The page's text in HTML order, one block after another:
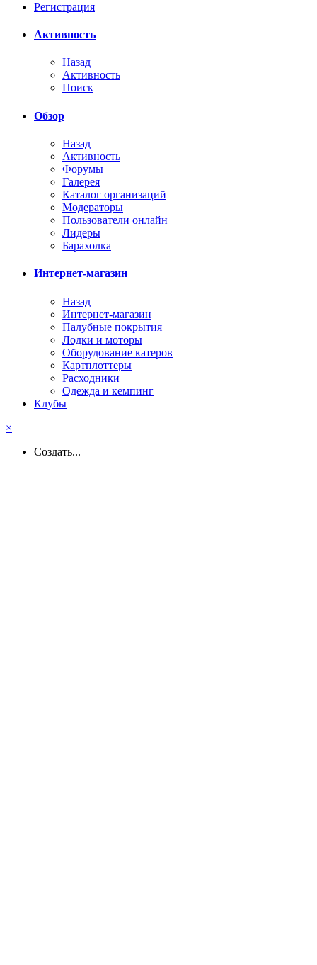
Регистрация
Активность
Назад
Активность
Поиск
Обзор
Назад
Активность
Форумы
Галерея
Каталог организаций
Модераторы
Пользователи онлайн
Лидеры
Барахолка
Интернет-магазин
Назад
Интернет-магазин
Палубные покрытия
Лодки и моторы
Оборудование катеров
Картплоттеры
Расходники
Одежда и кемпинг
Клубы
×
Создать...